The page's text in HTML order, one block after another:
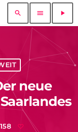
search menu play_arrow
neue
158